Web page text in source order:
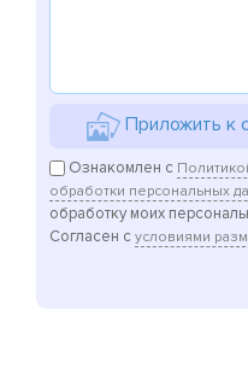
Приложить к
Ознакомлен с
обработки персональных
обработку моих
Согласен с условиями